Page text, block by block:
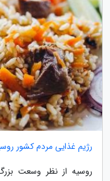
رژیم غذایی مردم کشور
روسیه از نظر وسعت